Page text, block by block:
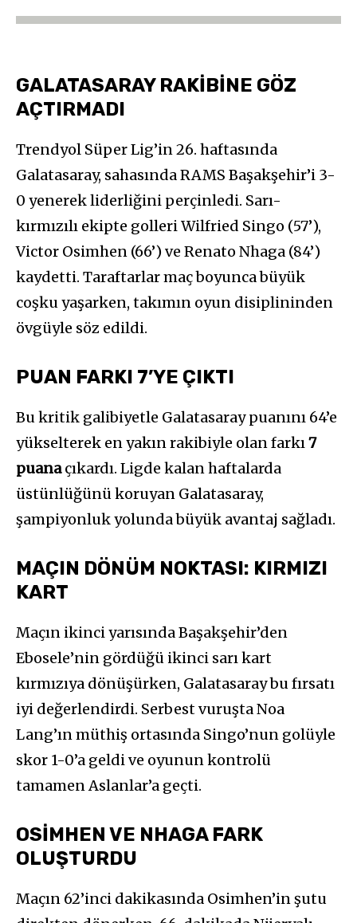
GALATASARAY RAKİBİNE GÖZ
AÇTIRMADI
Trendyol Süper Lig’in 26. haftasında
Galatasaray, sahasında RAMS Başakşehir’i 3-
0 yenerek liderliğini perçinledi. Sarı-
kırmızılı ekipte golleri Wilfried Singo (57’),
Victor Osimhen (66’) ve Renato Nhaga (84’)
kaydetti. Taraftarlar maç boyunca büyük
coşku yaşarken, takımın oyun disiplininden
övgüyle söz edildi.
PUAN FARKI 7’YE ÇIKTI
Bu kritik galibiyetle Galatasaray puanını 64’e
yükselterek en yakın rakibiyle olan farkı7
puanaçıkardı. Ligde kalan haftalarda
üstünlüğünü koruyan Galatasaray,
şampiyonluk yolunda büyük avantaj sağladı.
MAÇIN DÖNÜM NOKTASI: KIRMIZI
KART
Maçın ikinci yarısında Başakşehir’den
Ebosele’nin gördüğü ikinci sarı kart
kırmızıya dönüşürken, Galatasaray bu fırsatı
iyi değerlendirdi. Serbest vuruşta Noa
Lang’ın müthiş ortasında Singo’nun golüyle
skor 1-0’a geldi ve oyunun kontrolü
tamamen Aslanlar’a geçti.
OSİMHEN VE NHAGA FARK
OLUŞTURDU
Maçın 62’inci dakikasında Osimhen’in şutu